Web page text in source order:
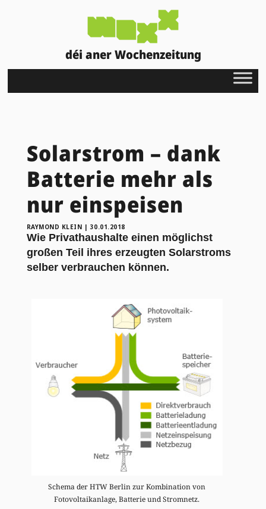
déi aner Wochenzeitung
Solarstrom – dank
Batterie mehr als
nur einspeisen
RAYMOND KLEIN | 30.01.2018
Wie Privathaushalte einen möglichst
großen Teil ihres erzeugten Solarstroms
selber verbrauchen können.
Schema der HTW Berlin zur Kombination von
Fotovoltaikanlage, Batterie und Stromnetz.